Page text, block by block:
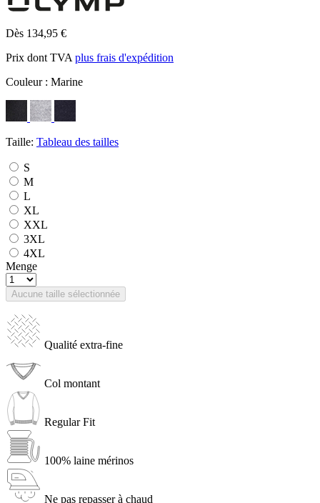
Dès 134,95 €
Prix dont TVA plus frais d'expédition
Couleur : Marine
Taille: Tableau des tailles
S
M
L
XL
XXL
3XL
4XL
Menge
Aucune taille sélectionnée
Qualité extra-fine
Col montant
Regular Fit
100% laine mérinos
Ne pas repasser à chaud